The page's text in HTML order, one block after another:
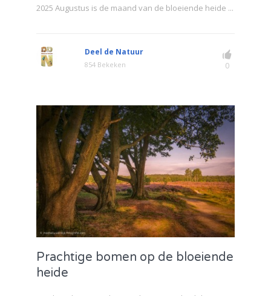
2025 Augustus is de maand van de bloeiende heide ...
Deel de Natuur
854 Bekeken 0
Prachtige bomen op de bloeiende
heide